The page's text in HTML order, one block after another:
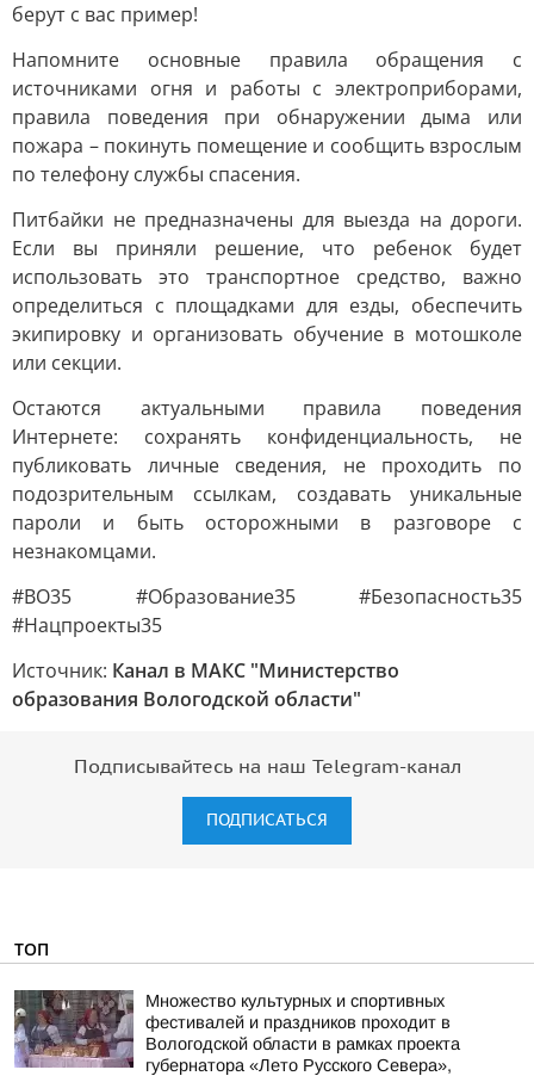
берут с вас пример!
Напомните основные правила обращения с
источниками огня и работы с электроприборами,
правила поведения при обнаружении дыма или
пожара – покинуть помещение и сообщить взрослым
по телефону службы спасения.
Питбайки не предназначены для выезда на дороги.
Если вы приняли решение, что ребенок будет
использовать это транспортное средство, важно
определиться с площадками для езды, обеспечить
экипировку и организовать обучение в мотошколе
или секции.
Остаются актуальными правила поведения
Интернете: сохранять конфиденциальность, не
публиковать личные сведения, не проходить по
подозрительным ссылкам, создавать уникальные
пароли и быть осторожными в разговоре с
незнакомцами.
#ВО35 #Образование35 #Безопасность35
#Нацпроекты35
Источник: Канал в МАКС "Министерство
образования Вологодской области"
Подписывайтесь на наш Telegram-канал
ПОДПИСАТЬСЯ
ТОП
Множество культурных и спортивных
фестивалей и праздников проходит в
Вологодской области в рамках проекта
губернатора «Лето Русского Севера»,